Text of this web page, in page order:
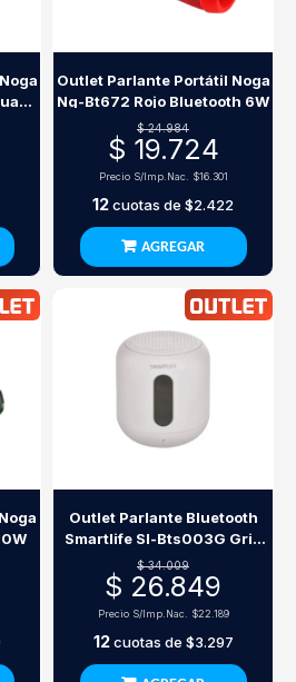
Outlet Parlante Portátil Noga
Ng-Bt672 Rojo Bluetooth 6W
$ 24.984
$ 19.724
Precio S/Imp.Nac. $16.301
12cuotas de $2.422
AGREGAR
Outlet Parlante Bluetooth
Smartlife Sl-Bts003G Gris
5W Tws
$ 34.009
$ 26.849
Precio S/Imp.Nac. $22.189
12cuotas de $3.297